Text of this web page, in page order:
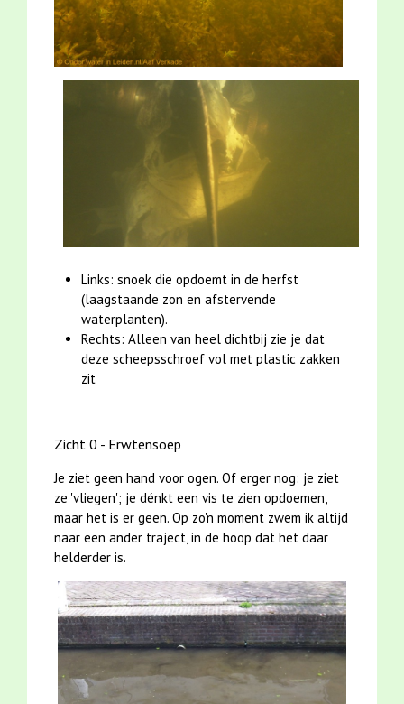
Links: snoek die opdoemt in de herfst
(laagstaande zon en afstervende
waterplanten).
Rechts: Alleen van heel dichtbij zie je dat
deze scheepsschroef vol met plastic zakken
zit
Zicht 0 - Erwtensoep
Je ziet geen hand voor ogen. Of erger nog: je ziet
ze 'vliegen'; je dénkt een vis te zien opdoemen,
maar het is er geen. Op zo'n moment zwem ik altijd
naar een ander traject, in de hoop dat het daar
helderder is.